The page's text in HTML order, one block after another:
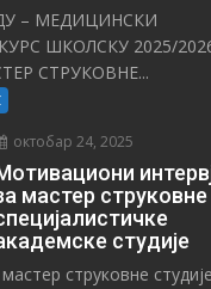
– МЕДИЦИНСКИ
ШКОЛСКУ 2025/⁠
СТРУКОВНЕ...
октобар 24, 2025
мастер струковне
студије
струковне студије